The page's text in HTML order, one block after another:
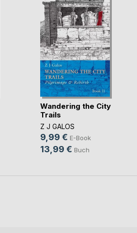
Wandering the City
Trails
Z J GALOS
9,99 € E-Book
13,99 € Buch